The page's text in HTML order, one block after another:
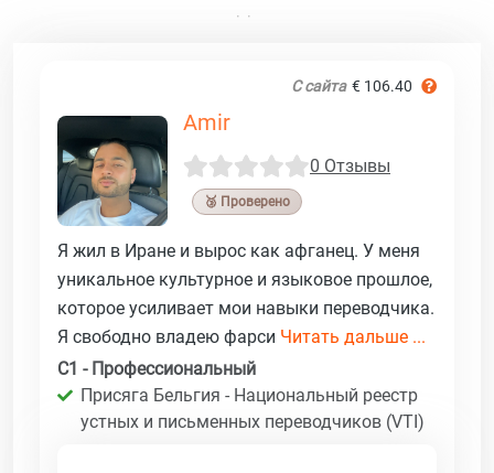
С сайта € 106.40
Amir
0 Отзывы
🥉 Проверено
Я жил в Иране и вырос как афганец. У меня
уникальное культурное и языковое прошлое,
которое усиливает мои навыки переводчика.
Я свободно владею фарси Читать дальше ...
C1 - Профессиональный
Присяга Бельгия - Национальный реестр
устных и письменных переводчиков (VTI)